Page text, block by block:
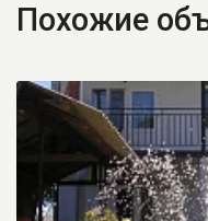
Похожие